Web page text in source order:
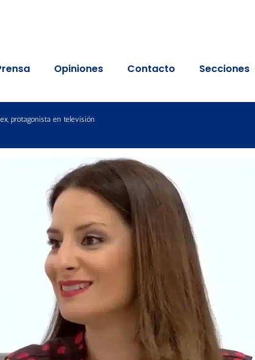
Opiniones Contacto Secciones
protagonista en televisión